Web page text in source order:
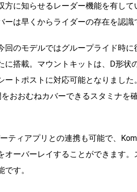
方に知らせるレーダー機能を有し
は早くからライダーの存在を認識
回のモデルではグループライド時
に搭載。マウントキットは、D形
ートポストに対応可能となりまし
おおむねカバーできるスタミナを
ーティアプリとの連携も可能で、
オーバーレイすることができます
す。